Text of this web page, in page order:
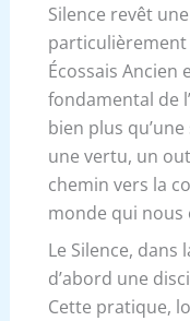
Silence revêt
particulièrement
Écossais Ancien
fondamental de
bien plus
une vertu, un
chemin vers la
monde qui nous
Le Silence,
d’abord une
Cette pratique,